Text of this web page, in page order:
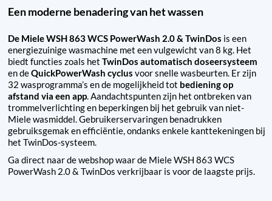
Een moderne benadering van het wassen
De Miele WSH 863 WCS PowerWash 2.0 & TwinDos is een
energiezuinige wasmachine met een vulgewicht van 8 kg. Het
biedt functies zoals hetTwinDos automatisch doseersysteem
en deQuickPowerWash cyclus voor snelle wasbeurten. Er zijn
32 wasprogramma’s en de mogelijkheid tot bediening op
afstand via een app. Aandachtspunten zijn het ontbreken van
trommelverlichting en beperkingen bij het gebruik van niet-
Miele wasmiddel. Gebruikerservaringen benadrukken
gebruiksgemak en efficiëntie, ondanks enkele kanttekeningen bij
het TwinDos-systeem.
Ga direct naar de webshop waar de Miele WSH 863 WCS
PowerWash 2.0 & TwinDos verkrijbaar is voor de laagste prijs.